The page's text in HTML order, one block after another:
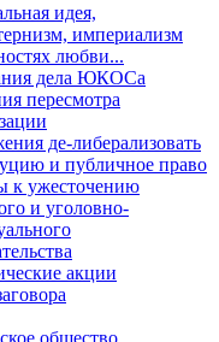
идея,
империализм
любви...
дела ЮКОСа
пересмотра
де-либерализовать
и публичное право
к ужесточению
и уголовно-
акции
общество